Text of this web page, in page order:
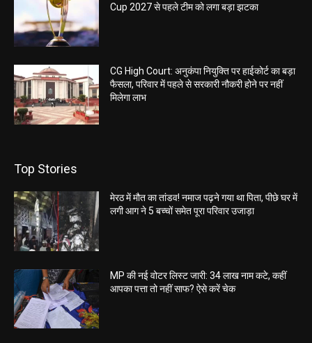
Cup 2027 से पहले टीम को लगा बड़ा झटका
CG High Court: अनुकंपा नियुक्ति पर हाईकोर्ट का बड़ा
फैसला, परिवार में पहले से सरकारी नौकरी होने पर नहीं
मिलेगा लाभ
Top Stories
मेरठ में मौत का तांडव! नमाज पढ़ने गया था पिता, पीछे घर में
लगी आग ने 5 बच्चों समेत पूरा परिवार उजाड़ा
MP की नई वोटर लिस्ट जारी: 34 लाख नाम कटे, कहीं
आपका पत्ता तो नहीं साफ? ऐसे करें चेक